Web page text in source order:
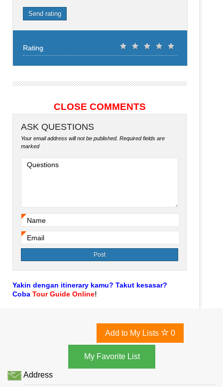
Send rating
Rating
CLOSE COMMENTS
ASK QUESTIONS
Your email address will not be published. Required fields are
marked
Questions
Name
Email
Yakin dengan itinerary kamu? Takut kesasar?
Coba Tour Guide Online!
Add to My Lists 0
Address